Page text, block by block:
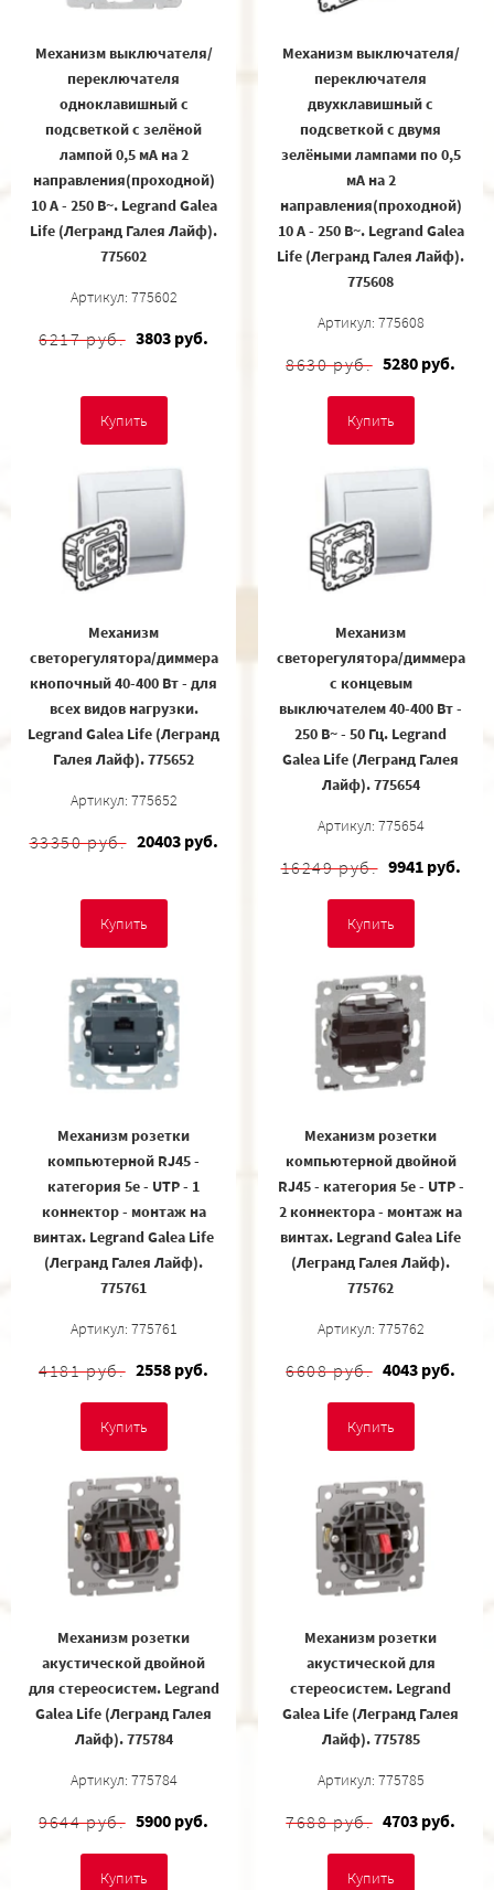
Механизм выключателя/
переключателя
одноклавишный с
подсветкой с зелёной
лампой 0,5 мA на 2
направления(проходной)
10 A - 250 В~. Legrand Galea
Life (Легранд Галея Лайф).
775602
Артикул: 775602
6217 руб. 3803 руб.
Купить
Механизм выключателя/
переключателя
двухклавишный с
подсветкой с двумя
зелёными лампами по 0,5
мA на 2
направления(проходной)
10 A - 250 В~. Legrand Galea
Life (Легранд Галея Лайф).
775608
Артикул: 775608
8630 руб. 5280 руб.
Купить
Механизм
светорегулятора/диммера
кнопочный 40-400 Вт - для
всех видов нагрузки.
Legrand Galea Life (Легранд
Галея Лайф). 775652
Артикул: 775652
33350 руб. 20403 руб.
Купить
Механизм
светорегулятора/диммера
с концевым
выключателем 40-400 Вт -
250 В~ - 50 Гц. Legrand
Galea Life (Легранд Галея
Лайф). 775654
Артикул: 775654
16249 руб. 9941 руб.
Купить
Механизм розетки
компьютерной RJ45 -
категория 5e - UTP - 1
коннектор - монтаж на
винтах. Legrand Galea Life
(Легранд Галея Лайф).
775761
Артикул: 775761
4181 руб. 2558 руб.
Купить
Механизм розетки
компьютерной двойной
RJ45 - категория 5e - UTP -
2 коннектора - монтаж на
винтах. Legrand Galea Life
(Легранд Галея Лайф).
775762
Артикул: 775762
6608 руб. 4043 руб.
Купить
Механизм розетки
акустической двойной
для стереосистем. Legrand
Galea Life (Легранд Галея
Лайф). 775784
Артикул: 775784
9644 руб. 5900 руб.
Купить
Механизм розетки
акустической для
стереосистем. Legrand
Galea Life (Легранд Галея
Лайф). 775785
Артикул: 775785
7688 руб. 4703 руб.
Купить